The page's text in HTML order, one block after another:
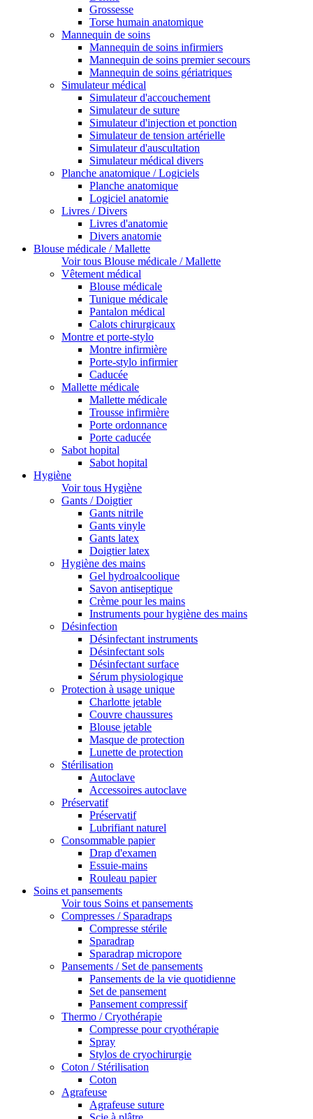
Grossesse
Torse humain anatomique
Mannequin de soins
Mannequin de soins infirmiers
Mannequin de soins premier secours
Mannequin de soins gériatriques
Simulateur médical
Simulateur d'accouchement
Simulateur de suture
Simulateur d'injection et ponction
Simulateur de tension artérielle
Simulateur d'auscultation
Simulateur médical divers
Planche anatomique / Logiciels
Planche anatomique
Logiciel anatomie
Livres / Divers
Livres d'anatomie
Divers anatomie
Blouse médicale / Mallette
Voir tous Blouse médicale / Mallette
Vêtement médical
Blouse médicale
Tunique médicale
Pantalon médical
Calots chirurgicaux
Montre et porte-stylo
Montre infirmière
Porte-stylo infirmier
Caducée
Mallette médicale
Mallette médicale
Trousse infirmière
Porte ordonnance
Porte caducée
Sabot hopital
Sabot hopital
Hygiène
Voir tous Hygiène
Gants / Doigtier
Gants nitrile
Gants vinyle
Gants latex
Doigtier latex
Hygiène des mains
Gel hydroalcoolique
Savon antiseptique
Crème pour les mains
Instruments pour hygiène des mains
Désinfection
Désinfectant instruments
Désinfectant sols
Désinfectant surface
Sérum physiologique
Protection à usage unique
Charlotte jetable
Couvre chaussures
Blouse jetable
Masque de protection
Lunette de protection
Stérilisation
Autoclave
Accessoires autoclave
Préservatif
Préservatif
Lubrifiant naturel
Consommable papier
Drap d'examen
Essuie-mains
Rouleau papier
Soins et pansements
Voir tous Soins et pansements
Compresses / Sparadraps
Compresse stérile
Sparadrap
Sparadrap micropore
Pansements / Set de pansements
Pansements de la vie quotidienne
Set de pansement
Pansement compressif
Thermo / Cryothérapie
Compresse pour cryothérapie
Spray
Stylos de cryochirurgie
Coton / Stérilisation
Coton
Agrafeuse
Agrafeuse suture